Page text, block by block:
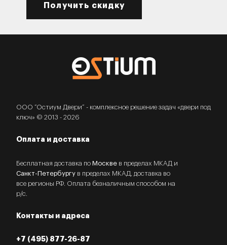
Получить скидку
ООО “Остиум Двери” - комплексное решение задач «двери под
ключ» © 2013 - 2026
Оплата и доставка
Бесплатная доставка по Москве в пределах МКАД и
Санкт-Петербургу в пределах МКАД, доставка во
все регионы РФ. Оплата безналичным способом на
р/с.
Контакты и адреса
+7 (495) 877-26-87